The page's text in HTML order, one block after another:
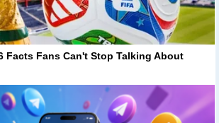
Facts Fans Can't Stop Talking About